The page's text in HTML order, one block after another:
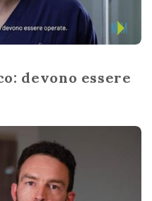
devono essere